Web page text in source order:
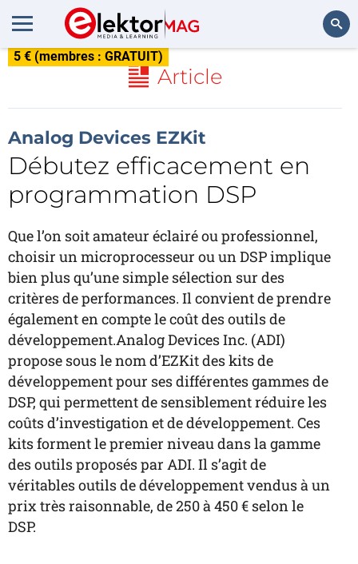
5 € (membres : GRATUIT)
Article
Analog Devices EZKit
Débutez efficacement en
programmation DSP
Que l’on soit amateur éclairé ou professionnel,
choisir un microprocesseur ou un DSP implique
bien plus qu’une simple sélection sur des
critères de performances. Il convient de prendre
également en compte le coût des outils de
développement.Analog Devices Inc. (ADI)
propose sous le nom d’EZKit des kits de
développement pour ses différentes gammes de
DSP, qui permettent de sensiblement réduire les
coûts d’investigation et de développement. Ces
kits forment le premier niveau dans la gamme
des outils proposés par ADI. Il s’agit de
véritables outils de développement vendus à un
prix très raisonnable, de 250 à 450 € selon le
DSP.